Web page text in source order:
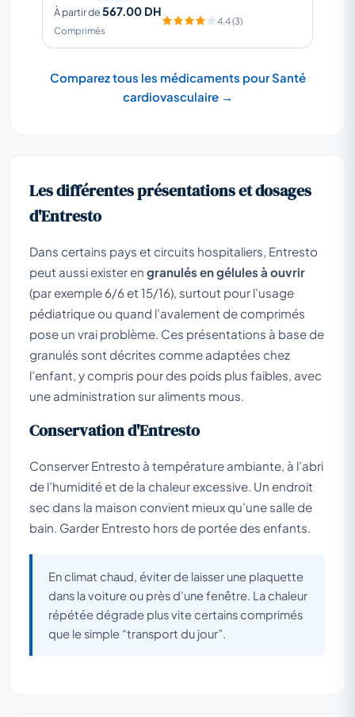
À partir de567.00 DH
Comprimés
4.4 (3)
Comparez tous les médicaments pour Santé
cardiovasculaire →
Les différentes présentations et dosages
d'Entresto
Dans certains pays et circuits hospitaliers, Entresto
peut aussi exister en granulés en gélules à ouvrir
(par exemple 6/6 et 15/16), surtout pour l’usage
pédiatrique ou quand l’avalement de comprimés
pose un vrai problème. Ces présentations à base de
granulés sont décrites comme adaptées chez
l’enfant, y compris pour des poids plus faibles, avec
une administration sur aliments mous.
Conservation d'Entresto
Conserver Entresto à température ambiante, à l’abri
de l’humidité et de la chaleur excessive. Un endroit
sec dans la maison convient mieux qu’une salle de
bain. Garder Entresto hors de portée des enfants.
En climat chaud, éviter de laisser une plaquette
dans la voiture ou près d’une fenêtre. La chaleur
répétée dégrade plus vite certains comprimés
que le simple “transport du jour”.